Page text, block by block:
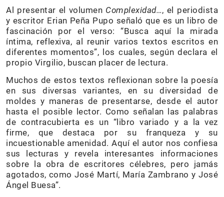
Al presentar el volumen Complexidad…, el periodista
y escritor Erian Peña Pupo señaló que es un libro de
fascinación por el verso: “Busca aquí la mirada
íntima, reflexiva, al reunir varios textos escritos en
diferentes momentos”, los cuales, según declara el
propio Virgilio, buscan placer de lectura.
Muchos de estos textos reflexionan sobre la poesía
en sus diversas variantes, en su diversidad de
moldes y maneras de presentarse, desde el autor
hasta el posible lector. Como señalan las palabras
de contracubierta es un “libro variado y a la vez
firme, que destaca por su franqueza y su
incuestionable amenidad. Aquí el autor nos confiesa
sus lecturas y revela interesantes informaciones
sobre la obra de escritores célebres, pero jamás
agotados, como José Martí, María Zambrano y José
Ángel Buesa”.